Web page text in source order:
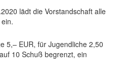
lädt die Vorstandschaft alle
5,– EUR, für Jugendliche 2,50
10 Schuß begrenzt, ein